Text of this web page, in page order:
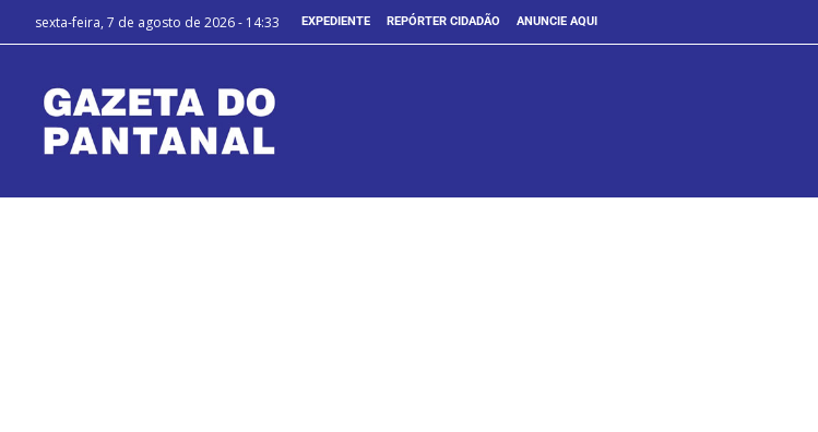
sexta-feira, 7 de agosto de 2026 - 14:33 EXPEDIENTE REPÓRTER CIDADÃO ANUNCIE AQUI